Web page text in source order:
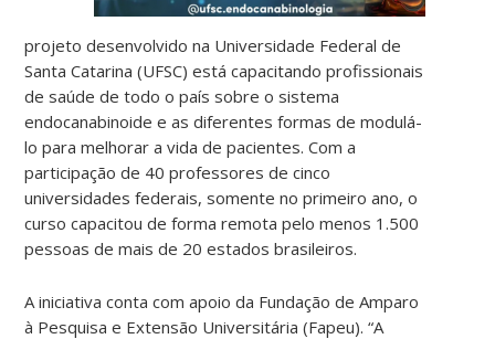
projeto desenvolvido na Universidade Federal de
Santa Catarina (UFSC) está capacitando profissionais
de saúde de todo o país sobre o sistema
endocanabinoide e as diferentes formas de modulá-
lo para melhorar a vida de pacientes. Com a
participação de 40 professores de cinco
universidades federais, somente no primeiro ano, o
curso capacitou de forma remota pelo menos 1.500
pessoas de mais de 20 estados brasileiros.
A iniciativa conta com apoio da Fundação de Amparo
à Pesquisa e Extensão Universitária (Fapeu). “A